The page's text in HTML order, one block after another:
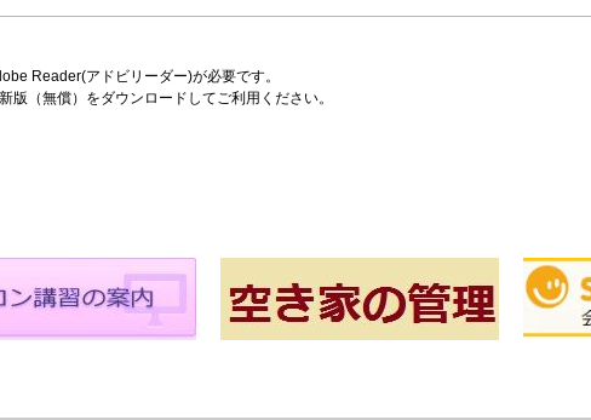
Reader(アドビリーダー)が必要です。
版（無償）をダウンロードしてご利用ください。